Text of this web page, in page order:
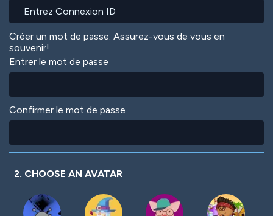
Créer un mot de passe. Assurez-vous de vous en
souvenir!
Entrer le mot de passe
Confirmer le mot de passe
2. CHOOSE AN AVATAR